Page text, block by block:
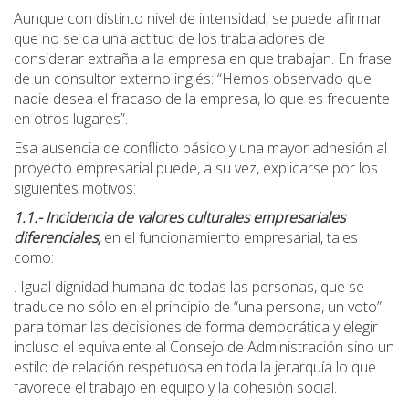
Aunque con distinto nivel de intensidad, se puede afirmar
que no se da una actitud de los trabajadores de
considerar extraña a la empresa en que trabajan. En frase
de un consultor externo inglés: “Hemos observado que
nadie desea el fracaso de la empresa, lo que es frecuente
en otros lugares”.
Esa ausencia de conflicto básico y una mayor adhesión al
proyecto empresarial puede, a su vez, explicarse por los
siguientes motivos:
1.1.- Incidencia de valores culturales empresariales
diferenciales,en el funcionamiento empresarial, tales
como:
. Igual dignidad humana de todas las personas, que se
traduce no sólo en el principio de “una persona, un voto”
para tomar las decisiones de forma democrática y elegir
incluso el equivalente al Consejo de Administración sino un
estilo de relación respetuosa en toda la jerarquía lo que
favorece el trabajo en equipo y la cohesión social.